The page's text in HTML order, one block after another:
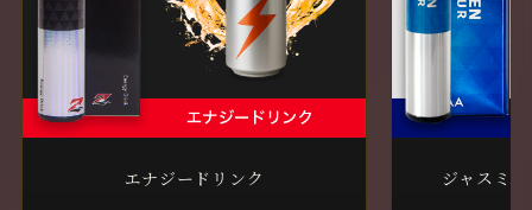
エナジードリンク ジャスミ